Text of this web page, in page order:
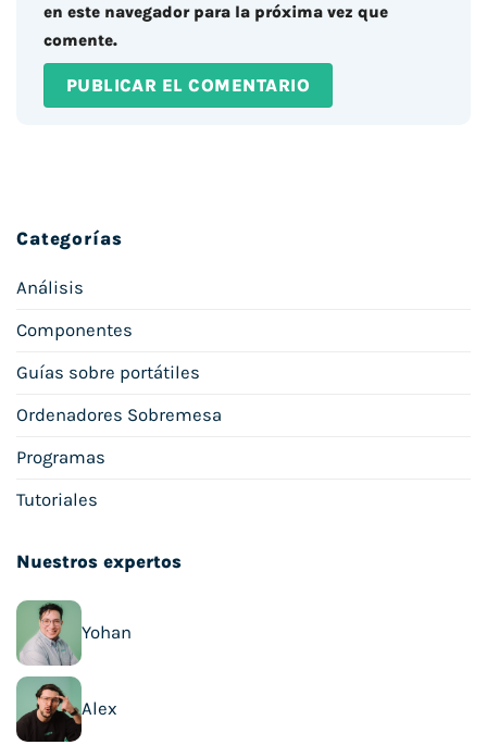
en este navegador para la próxima vez que
comente.
Categorías
Análisis
Componentes
Guías sobre portátiles
Ordenadores Sobremesa
Programas
Tutoriales
Nuestros expertos
Yohan
Alex